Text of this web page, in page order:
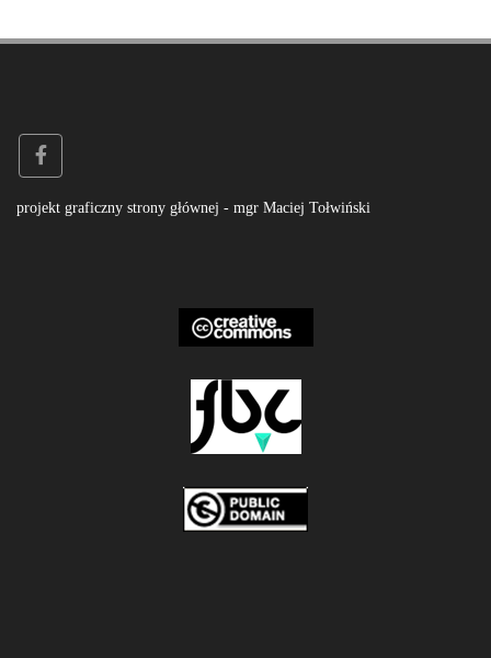
projekt graficzny strony głównej - mgr Maciej Tołwiński